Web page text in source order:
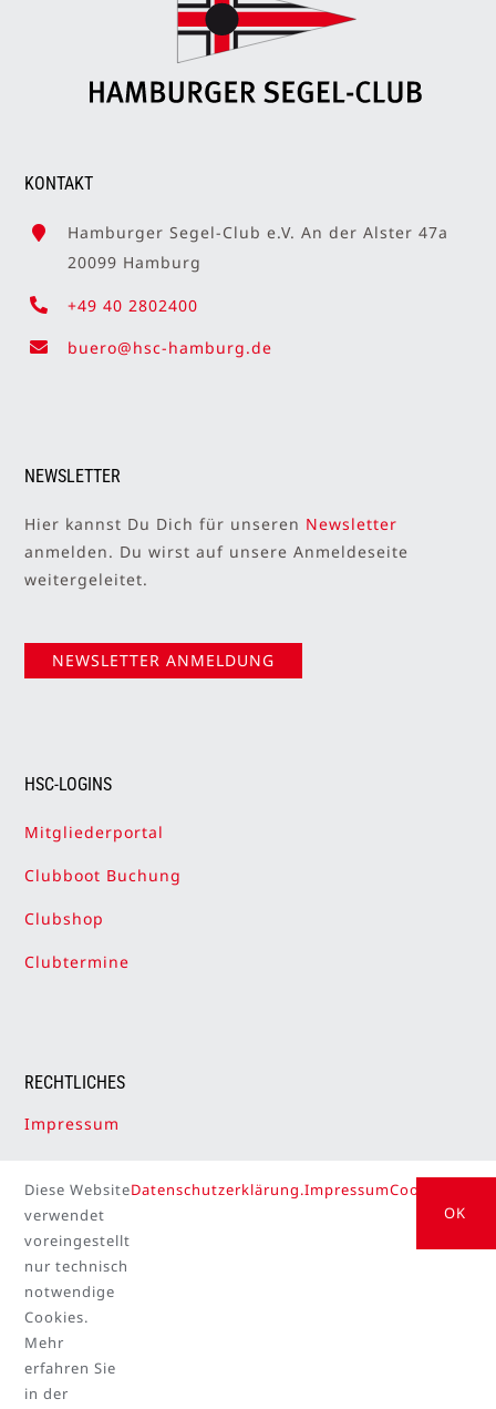
KONTAKT
Hamburger Segel-Club e.V. An der Alster 47a
20099 Hamburg
+49 40 2802400
buero@hsc-hamburg.de
NEWSLETTER
Hier kannst Du Dich für unseren Newsletter
anmelden. Du wirst auf unsere Anmeldeseite
weitergeleitet.
NEWSLETTER ANMELDUNG
HSC-LOGINS
Mitgliederportal
Clubboot Buchung
Clubshop
Clubtermine
RECHTLICHES
Impressum
Cookie-Einstellungen
© Copyright 2026 | Hamburger Segel-Club powered
Diese Website
verwendet
voreingestellt
nur technisch
notwendige
Cookies.
Mehr
erfahren Sie
in der
Datenschutzerklärung.ImpressumCookie
OK